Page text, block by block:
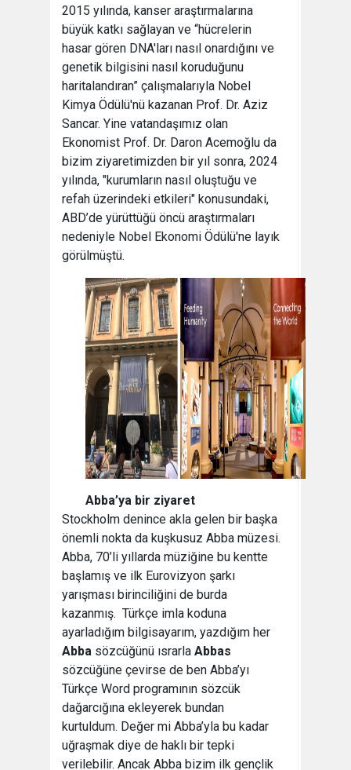
2015 yılında, kanser araştırmalarına
büyük katkı sağlayan ve “hücrelerin
hasar gören DNA'ları nasıl onardığını ve
genetik bilgisini nasıl koruduğunu
haritalandıran” çalışmalarıyla Nobel
Kimya Ödülü'nü kazanan Prof. Dr. Aziz
Sancar. Yine vatandaşımız olan
Ekonomist Prof. Dr. Daron Acemoğlu da
bizim ziyaretimizden bir yıl sonra, 2024
yılında, "kurumların nasıl oluştuğu ve
refah üzerindeki etkileri" konusundaki,
ABD’de yürüttüğü öncü araştırmaları
nedeniyle Nobel Ekonomi Ödülü'ne layık
görülmüştü.
Abba’ya bir ziyaret
Stockholm denince akla gelen bir başka
önemli nokta da kuşkusuz Abba müzesi.
Abba, 70’li yıllarda müziğine bu kentte
başlamış ve ilk Eurovizyon şarkı
yarışması birinciliğini de burda
kazanmış. Türkçe imla koduna
ayarladığım bilgisayarım, yazdığım her
Abba sözcüğünü ısrarla Abbas
sözcüğüne çevirse de ben Abba’yı
Türkçe Word programının sözcük
dağarcığına ekleyerek bundan
kurtuldum. Değer mi Abba’yla bu kadar
uğraşmak diye de haklı bir tepki
verilebilir. Ancak Abba bizim ilk gençlik